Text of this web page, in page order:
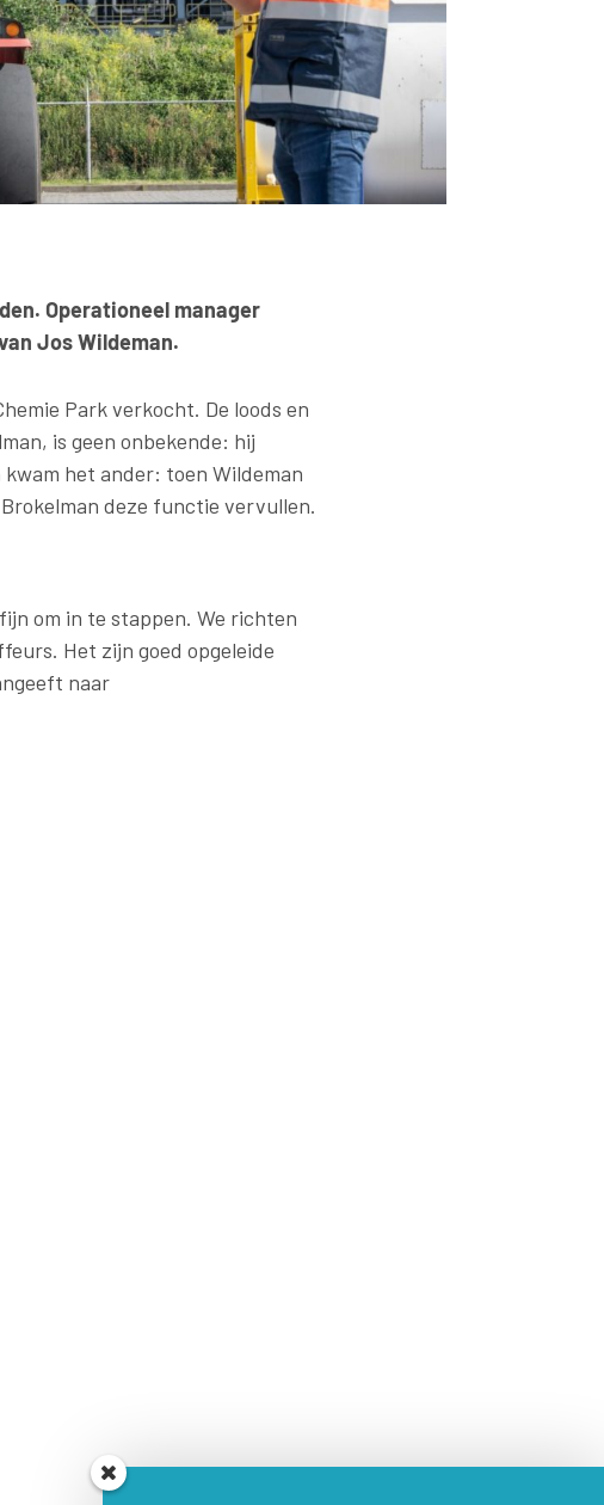
Operationeel manager
Jos Wildeman.
Park verkocht. De loods en
is geen onbekende: hij
kwam het ander: toen Wildeman
deze functie vervullen.
om in te stappen. We richten
Het zijn goed opgeleide
naar